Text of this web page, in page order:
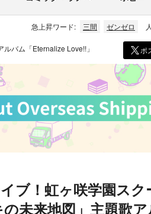
急上昇ワード: 三間 ゼンゼロ
バム「Eternalize Love!!」 ポ
ブ！虹ヶ咲学園ス
未来地図」主題歌